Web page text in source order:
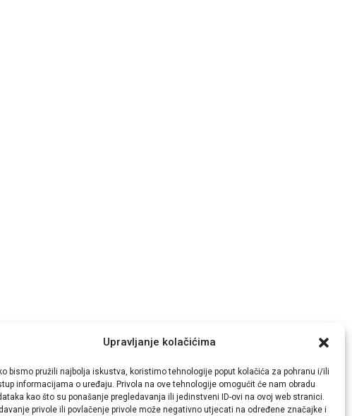
Upravljanje kolačićima
bismo pružili najbolja iskustva, koristimo tehnologije poput kolačića za pohranu i/ili
informacijama o uređaju. Privola na ove tehnologije omogućit će nam obradu
kao što su ponašanje pregledavanja ili jedinstveni ID-ovi na ovoj web stranici.
privole ili povlačenje privole može negativno utjecati na određene značajke i